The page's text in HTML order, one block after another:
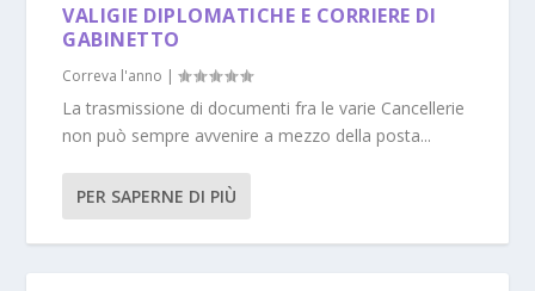
VALIGIE DIPLOMATICHE E CORRIERE DI
GABINETTO
Correva l'anno |
La trasmissione di documenti fra le varie Cancellerie
non può sempre avvenire a mezzo della posta...
PER SAPERNE DI PIÙ